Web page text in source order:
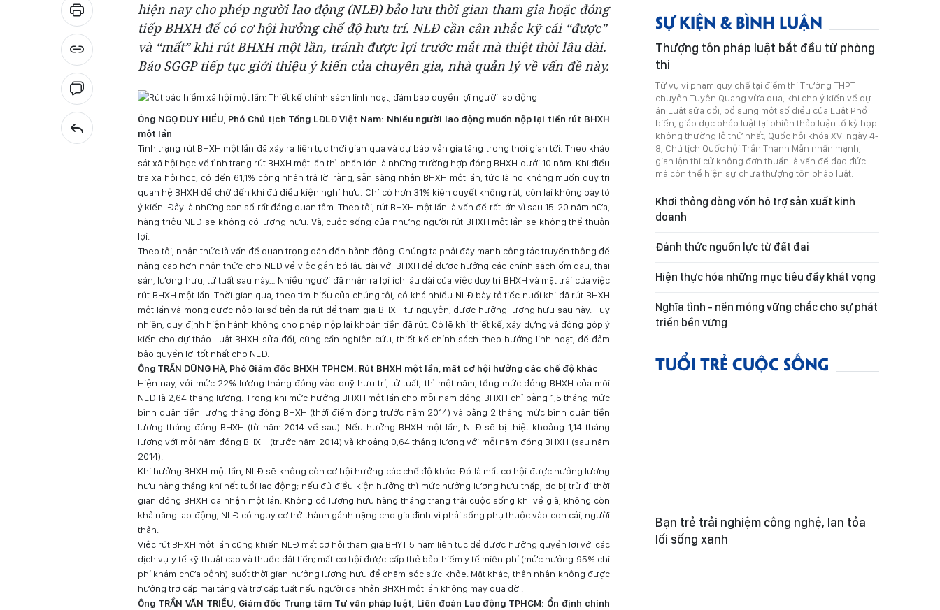
hiện nay cho phép người lao động (NLĐ) bảo lưu thời gian tham gia hoặc đóng
tiếp BHXH để có cơ hội hưởng chế độ hưu trí. NLĐ cần cân nhắc kỹ cái “được”
và “mất” khi rút BHXH một lần, tránh được lợi trước mắt mà thiệt thòi lâu dài.
Báo SGGP tiếp tục giới thiệu ý kiến của chuyên gia, nhà quản lý về vấn đề này.
Ông NGỌ DUY HIỂU, Phó Chủ tịch Tổng LĐLĐ Việt Nam: Nhiều người lao động muốn nộp lại tiền rút BHXH
một lần
Tình trạng rút BHXH một lần đã xảy ra liên tục thời gian qua và dự báo vẫn gia tăng trong thời gian tới. Theo khảo
sát xã hội học về tình trạng rút BHXH một lần thì phần lớn là những trường hợp đóng BHXH dưới 10 năm. Khi điều
tra xã hội học, có đến 61,1% công nhân trả lời rằng, sẵn sàng nhận BHXH một lần, tức là họ không muốn duy trì
quan hệ BHXH để chờ đến khi đủ điều kiện nghỉ hưu. Chỉ có hơn 31% kiên quyết không rút, còn lại không bày tỏ
ý kiến. Đây là những con số rất đáng quan tâm. Theo tôi, rút BHXH một lần là vấn đề rất lớn vì sau 15-20 năm nữa,
hàng triệu NLĐ sẽ không có lương hưu. Và, cuộc sống của những người rút BHXH một lần sẽ không thể thuận
lợi.
Theo tôi, nhận thức là vấn đề quan trọng dẫn đến hành động. Chúng ta phải đẩy mạnh công tác truyền thông để
nâng cao hơn nhận thức cho NLĐ về việc gắn bó lâu dài với BHXH để được hưởng các chính sách ốm đau, thai
sản, lương hưu, tử tuất sau này… Nhiều người đã nhận ra lợi ích lâu dài của việc duy trì BHXH và mặt trái của việc
rút BHXH một lần. Thời gian qua, theo tìm hiểu của chúng tôi, có khá nhiều NLĐ bày tỏ tiếc nuối khi đã rút BHXH
một lần và mong được nộp lại số tiền đã rút để tham gia BHXH tự nguyện, được hưởng lương hưu sau này. Tuy
nhiên, quy định hiện hành không cho phép nộp lại khoản tiền đã rút. Có lẽ khi thiết kế, xây dựng và đóng góp ý
kiến cho dự thảo Luật BHXH sửa đổi, cũng cần nghiên cứu, thiết kế chính sách theo hướng linh hoạt, để đảm
bảo quyền lợi tốt nhất cho NLĐ.
Ông TRẦN DŨNG HÀ, Phó Giám đốc BHXH TPHCM: Rút BHXH một lần, mất cơ hội hưởng các chế độ khác
Hiện nay, với mức 22% lương tháng đóng vào quỹ hưu trí, tử tuất, thì một năm, tổng mức đóng BHXH của mỗi
NLĐ là 2,64 tháng lương. Trong khi mức hưởng BHXH một lần cho mỗi năm đóng BHXH chỉ bằng 1,5 tháng mức
bình quân tiền lương tháng đóng BHXH (thời điểm đóng trước năm 2014) và bằng 2 tháng mức bình quân tiền
lương tháng đóng BHXH (từ năm 2014 về sau). Nếu hưởng BHXH một lần, NLĐ sẽ bị thiệt khoảng 1,14 tháng
lương với mỗi năm đóng BHXH (trước năm 2014) và khoảng 0,64 tháng lương với mỗi năm đóng BHXH (sau năm
2014).
Khi hưởng BHXH một lần, NLĐ sẽ không còn cơ hội hưởng các chế độ khác. Đó là mất cơ hội được hưởng lương
hưu hàng tháng khi hết tuổi lao động; nếu đủ điều kiện hưởng thì mức hưởng lương hưu thấp, do bị trừ đi thời
gian đóng BHXH đã nhận một lần. Không có lương hưu hàng tháng trang trải cuộc sống khi về già, không còn
khả năng lao động, NLĐ có nguy cơ trở thành gánh nặng cho gia đình vì phải sống phụ thuộc vào con cái, người
thân.
Việc rút BHXH một lần cũng khiến NLĐ mất cơ hội tham gia BHYT 5 năm liên tục để được hưởng quyền lợi với các
dịch vụ y tế kỹ thuật cao và thuốc đắt tiền; mất cơ hội được cấp thẻ bảo hiểm y tế miễn phí (mức hưởng 95% chi
phí khám chữa bệnh) suốt thời gian hưởng lương hưu để chăm sóc sức khỏe. Mặt khác, thân nhân không được
hưởng trợ cấp mai táng và trợ cấp tuất nếu người đã nhận BHXH một lần không may qua đời.
Ông TRẦN VĂN TRIỀU, Giám đốc Trung tâm Tư vấn pháp luật, Liên đoàn Lao động TPHCM: Ổn định chính
SỰ KIỆN & BÌNH LUẬN
Thượng tôn pháp luật bắt đầu từ phòng
thi
Từ vụ vi phạm quy chế tại điểm thi Trường THPT
chuyên Tuyên Quang vừa qua, khi cho ý kiến về dự
án Luật sửa đổi, bổ sung một số điều của Luật Phổ
biến, giáo dục pháp luật tại phiên thảo luận tổ kỳ họp
không thường lệ thứ nhất, Quốc hội khóa XVI ngày 4-
8, Chủ tịch Quốc hội Trần Thanh Mẫn nhấn mạnh,
gian lận thi cử không đơn thuần là vấn đề đạo đức
mà còn thể hiện sự chưa thượng tôn pháp luật.
Khơi thông dòng vốn hỗ trợ sản xuất kinh
doanh
Đánh thức nguồn lực từ đất đai
Hiện thực hóa những mục tiêu đầy khát vọng
Nghĩa tình - nền móng vững chắc cho sự phát
triển bền vững
TUỔI TRẺ CUỘC SỐNG
Bạn trẻ trải nghiệm công nghệ, lan tỏa
lối sống xanh